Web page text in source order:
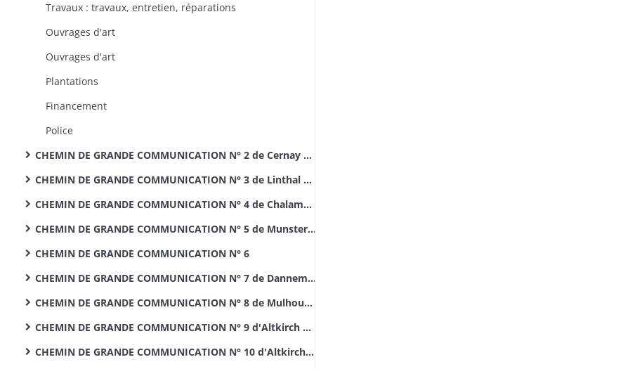
Travaux : travaux, entretien, réparations
Ouvrages d'art
Ouvrages d'art
Plantations
Financement
Police
CHEMIN DE GRANDE COMMUNICATION N° 2 de Cernay à Neuf-Brisach
CHEMIN DE GRANDE COMMUNICATION N° 3 de Linthal à Fessenheim
CHEMIN DE GRANDE COMMUNICATION N° 4 de Chalampé à Soultz
CHEMIN DE GRANDE COMMUNICATION N° 5 de Munster à Gérardmer
CHEMIN DE GRANDE COMMUNICATION N° 6
CHEMIN DE GRANDE COMMUNICATION N° 7 de Dannemarie à Winkel
CHEMIN DE GRANDE COMMUNICATION N° 8 de Mulhouse au Pont d'Aspach
CHEMIN DE GRANDE COMMUNICATION N° 9 d'Altkirch à Leymen
CHEMIN DE GRANDE COMMUNICATION N° 10 d'Altkirch à Pfetterhouse